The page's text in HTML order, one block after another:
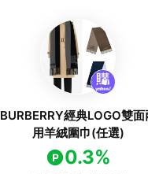
BURBERRY經典LOGO雙面
用羊絨圍巾(任選)
0.3%